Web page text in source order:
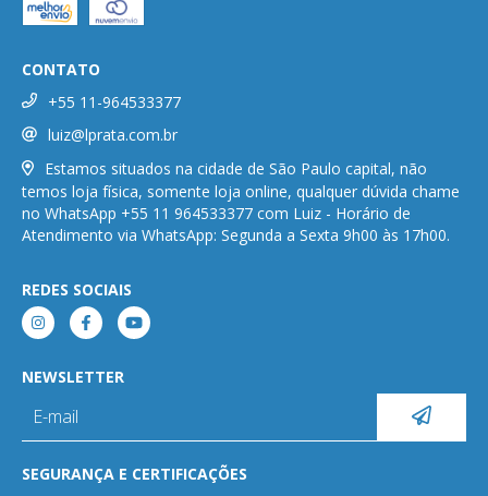
CONTATO
+55 11-964533377
luiz@lprata.com.br
Estamos situados na cidade de São Paulo capital, não
temos loja física, somente loja online, qualquer dúvida chame
no WhatsApp +55 11 964533377 com Luiz - Horário de
Atendimento via WhatsApp: Segunda a Sexta 9h00 às 17h00.
REDES SOCIAIS
NEWSLETTER
SEGURANÇA E CERTIFICAÇÕES